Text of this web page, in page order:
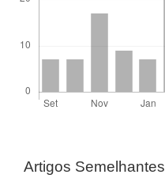
Artigos Semelhantes